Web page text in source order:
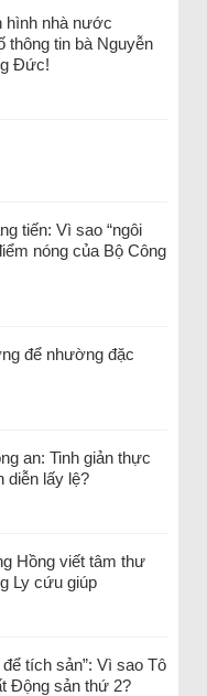
hình nhà nước
thông tin bà Nguyễn
Đức!
tiến: Vì sao “ngôi
nóng của Bộ Công
để nhường đặc
an: Tinh giản thực
diễn lấy lệ?
Hồng viết tâm thư
Ly cứu giúp
tích sản”: Vì sao Tô
Động sản thứ 2?